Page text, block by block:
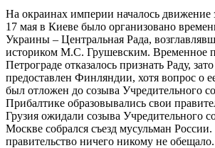
На окраинах империи началось движение
17 мая в Киеве было организовано
Украины – Центральная Рада,
историком М.С. Грушевским. Временное
Петрограде отказалось признать Раду,
предоставлен Финляндии, хотя вопрос о
был отложен до созыва Учредительного
Прибалтике образовывались свои
Грузия ожидали созыва Учредительного
Москве собрался съезд мусульман
правительство ничего никому не обещало.